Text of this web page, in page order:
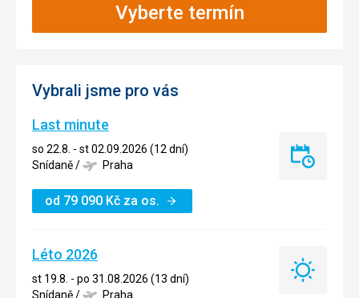
Vyberte termín
Vybrali jsme pro vás
Last minute
so 22.8. - st 02.09.2026 (12 dní)
Snídaně/ Praha
od 79 090 Kč za os.
Last
Léto 2026
st 19.8. - po 31.08.2026 (13 dní)
Snídaně/ Praha
Léto